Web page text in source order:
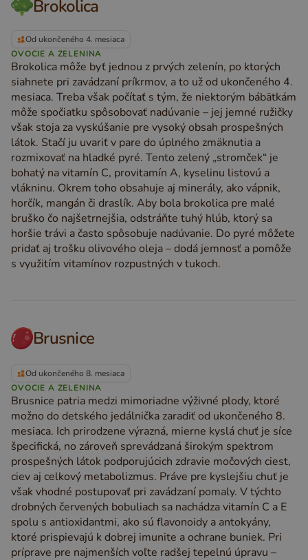
Brokolica
Od ukončeného 4. mesiaca
OVOCIE A ZELENINA
Brokolica môže byť jednou z prvých zelenín, po ktorých
siahnete pri zavádzaní príkrmov, a to už od ukončeného 4.
mesiaca. Treba však počítať s tým, že niektorým bábätkám
môže spočiatku spôsobovať nadúvanie – jej jemné ružičky
však stoja za vyskúšanie pre vysoký obsah prospešných
látok. Stačí ju uvariť v pare do úplného zmäknutia a
rozmixovať na hladké pyré. Tento zelený „stromček“ je
bohatý na vitamín C, provitamín A, kyselinu listovú a
vlákninu. Okrem toho obsahuje aj minerály, ako vápnik,
horčík, mangán či draslík. Aby bola brokolica pre malé
bruško čo najšetrnejšia, odstráňte tuhý hlúb, ktorý sa
horšie trávi a často spôsobuje nadúvanie. Do pyré môžete
pridať aj trošku olivového oleja – dodá jemnosť a pomôže
s využitím vitamínov rozpustných v tukoch.
Brusnice
Od ukončeného 8. mesiaca
OVOCIE A ZELENINA
Brusnice patria medzi mimoriadne výživné plody, ktoré
možno do detského jedálnička zaradiť od ukončeného 8.
mesiaca. Ich prirodzene výrazná, mierne kyslá chuť je síce
špecifická, no zároveň sprevádzaná širokým spektrom
prospešných látok podporujúcich zdravie močových ciest,
ciev aj celkový metabolizmus. Práve pre kyslejšiu chuť je
však vhodné postupovať pri zavádzaní pomaly. V týchto
drobných červených bobuliach sa nachádza vitamín C a E
spolu s antioxidantmi, ako sú flavonoidy a antokyány,
ktoré prispievajú k dobrej imunite a ochrane buniek. Pri
príprave pre najmenších voľte radšej tepelnú úpravu –